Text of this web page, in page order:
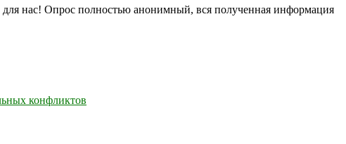
нас! Опрос полностью анонимный, вся полученная информация